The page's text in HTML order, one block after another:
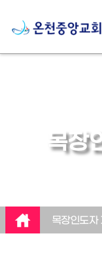
목장
목장인도자